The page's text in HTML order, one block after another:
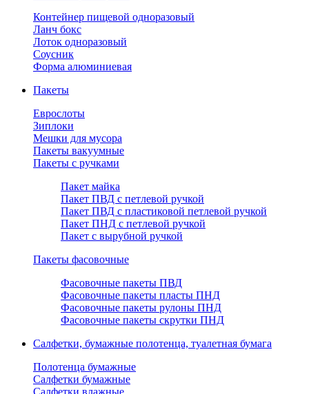
Контейнер пищевой одноразовый
Ланч бокс
Лоток одноразовый
Соусник
Форма алюминиевая
Пакеты
Еврослоты
Зиплоки
Мешки для мусора
Пакеты вакуумные
Пакеты с ручками
Пакет майка
Пакет ПВД с петлевой ручкой
Пакет ПВД с пластиковой петлевой ручкой
Пакет ПНД с петлевой ручкой
Пакет с вырубной ручкой
Пакеты фасовочные
Фасовочные пакеты ПВД
Фасовочные пакеты пласты ПНД
Фасовочные пакеты рулоны ПНД
Фасовочные пакеты скрутки ПНД
Салфетки, бумажные полотенца, туалетная бумага
Полотенца бумажные
Салфетки бумажные
Салфетки влажные